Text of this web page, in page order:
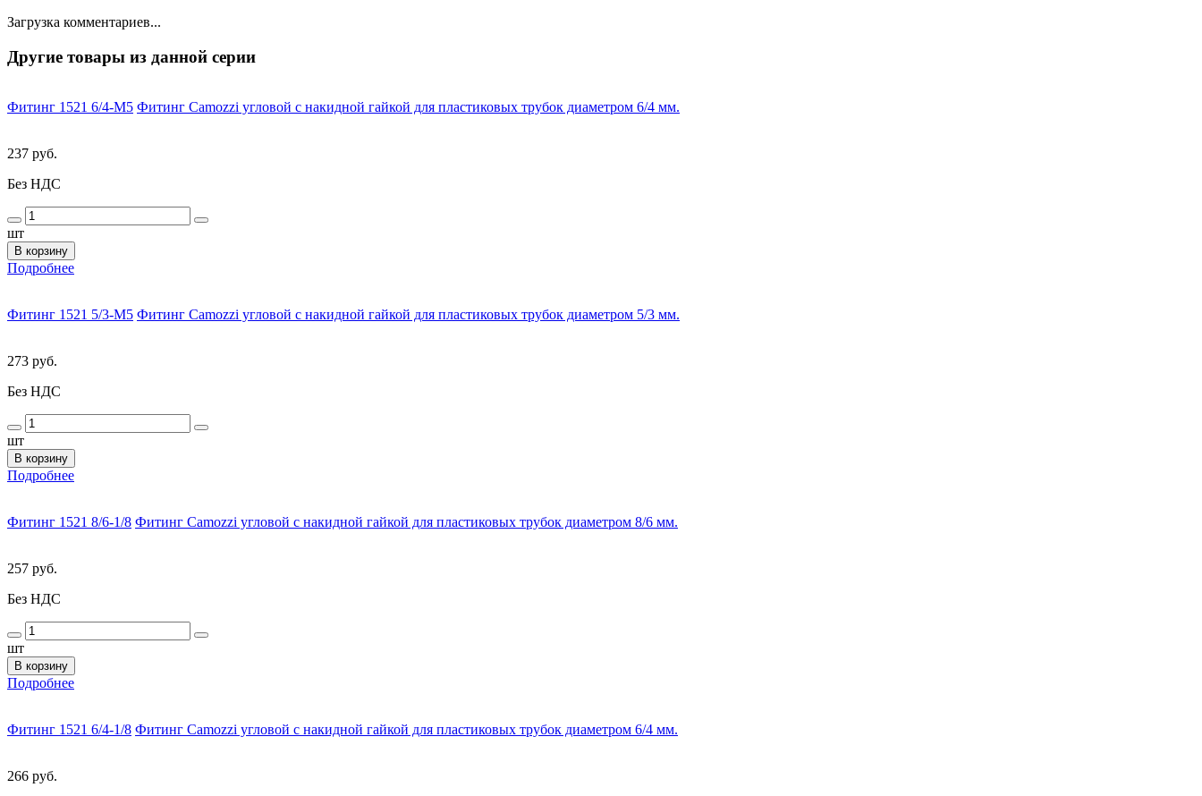
Загрузка комментариев...
Другие товары из данной серии
Фитинг 1521 6/4-M5 Фитинг Camozzi угловой с накидной гайкой для пластиковых трубок диаметром 6/4 мм.
237 руб.
Без НДС
шт
В корзину
Подробнее
Фитинг 1521 5/3-M5 Фитинг Camozzi угловой с накидной гайкой для пластиковых трубок диаметром 5/3 мм.
273 руб.
Без НДС
шт
В корзину
Подробнее
Фитинг 1521 8/6-1/8 Фитинг Camozzi угловой с накидной гайкой для пластиковых трубок диаметром 8/6 мм.
257 руб.
Без НДС
шт
В корзину
Подробнее
Фитинг 1521 6/4-1/8 Фитинг Camozzi угловой с накидной гайкой для пластиковых трубок диаметром 6/4 мм.
266 руб.